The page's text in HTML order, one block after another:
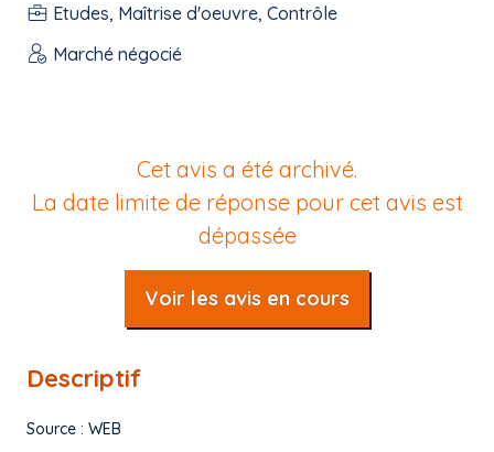
Etudes, Maîtrise d'oeuvre, Contrôle
Marché négocié
Cet avis a été archivé.
La date limite de réponse pour cet avis est
dépassée
Voir les avis en cours
Descriptif
Source : WEB